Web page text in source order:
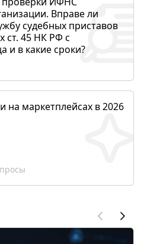
Вправе ли
судебных приставов
ст. 45 НК РФ с
и в какие сроки?
на маркетплейсах в 2026